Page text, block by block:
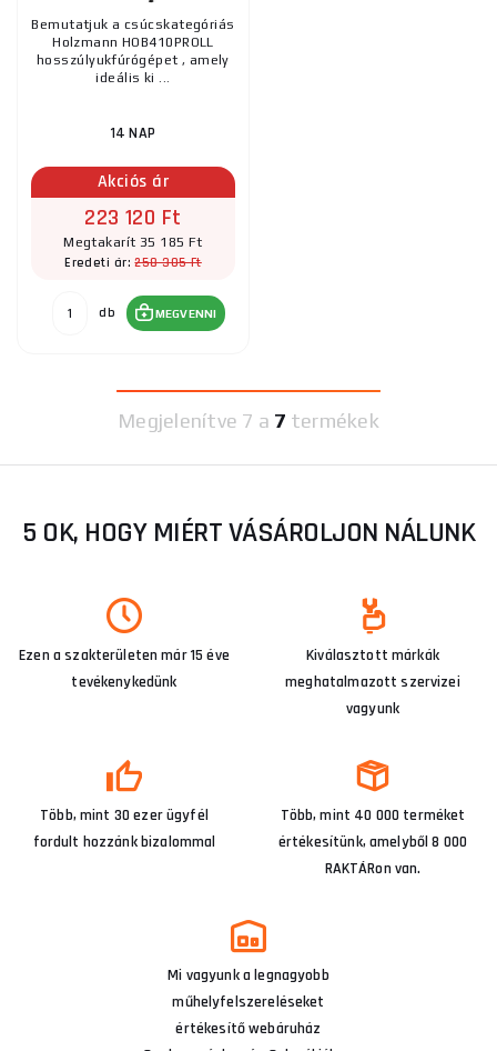
Bemutatjuk a csúcskategóriás
Holzmann HOB410PROLL
hosszúlyukfúrógépet , amely
ideális ki ...
14 NAP
Akciós ár
223 120 Ft
Megtakarít 35 185 Ft
Eredeti ár:258 305 Ft
db MEGVENNI
Megjelenítve 7 a 7 termékek
5 OK, HOGY MIÉRT VÁSÁROLJON NÁLUNK
Ezen a szakterületen már 15 éve
tevékenykedünk
Kiválasztott márkák
meghatalmazott szervizei
vagyunk
Több, mint 30 ezer ügyfél
fordult hozzánk bizalommal
Több, mint 40 000 terméket
értékesítünk, amelyből 8 000
RAKTÁRon van.
Mi vagyunk a legnagyobb
műhelyfelszereléseket
értékesítő webáruház